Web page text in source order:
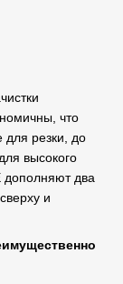
что
для резки, до
высокого
дополняют два
и